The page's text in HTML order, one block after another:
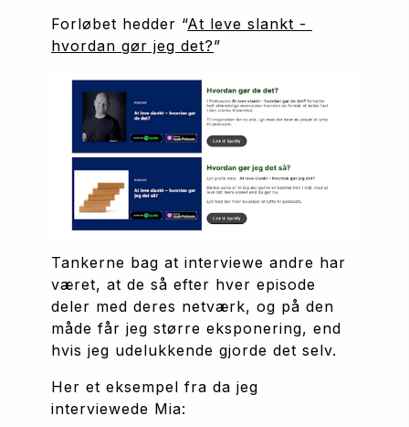
Forløbet hedder “At leve slankt -
hvordan gør jeg det?”
Tankerne bag at interviewe andre har
været, at de så efter hver episode
deler med deres netværk, og på den
måde får jeg større eksponering, end
hvis jeg udelukkende gjorde det selv.
Her et eksempel fra da jeg
interviewede Mia: